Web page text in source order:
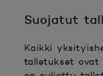
Suojatut
Kaikki
talletukset